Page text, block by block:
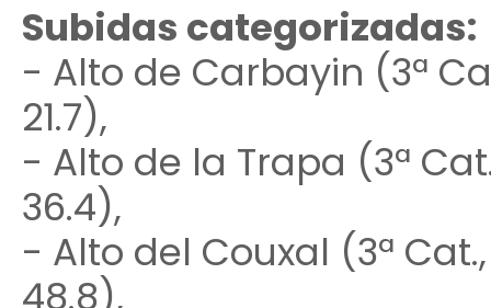
Subidas categorizadas:
- Alto de Carbayin (3ª
21.7),
- Alto de la Trapa (3ª
36.4),
- Alto del Couxal (3ª
48.8),